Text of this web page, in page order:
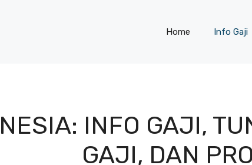
Home Info Gaji
INFO GAJI,
GAJI, DAN